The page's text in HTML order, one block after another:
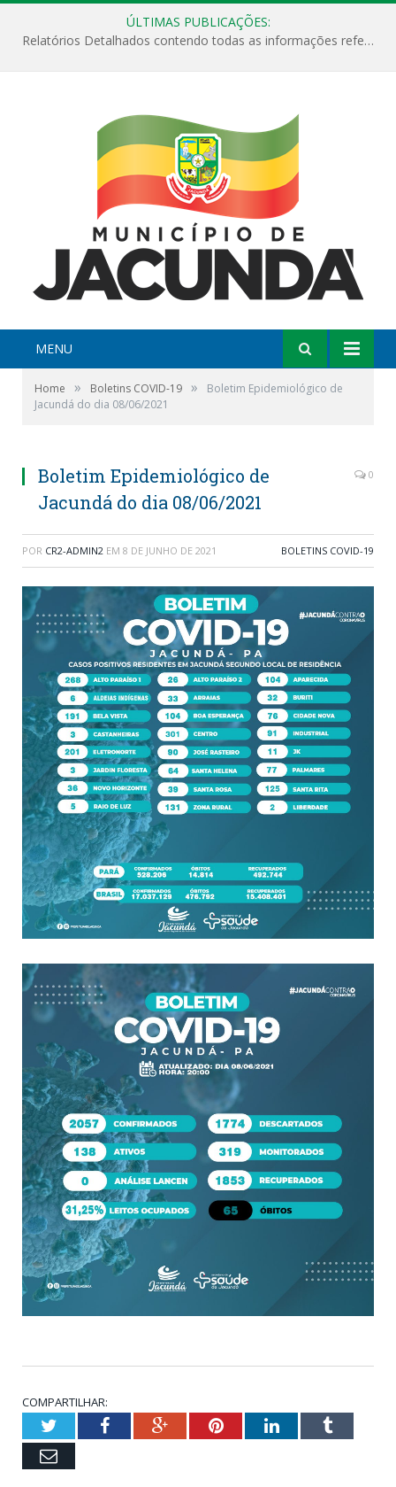
ÚLTIMAS PUBLICAÇÕES:
Relatórios Detalhados contendo todas as informações referentes a execução de recursos destinados ao fomento de projetos culturais no Município de Jacundá entre os anos de 2022 ao presente ano de 2026.
MENU
Home » Boletins COVID-19 »
Boletim Epidemiológico de
Jacundá do dia 08/06/2021
Boletim Epidemiológico de
Jacundá do dia 08/06/2021
0
POR CR2-ADMIN2 EM 8 DE JUNHO DE 2021 BOLETINS COVID-19
COMPARTILHAR:
TwitterFacebookGoogle+PinterestLinkedInTumblr
Email